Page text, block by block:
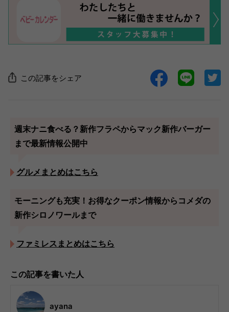
この記事をシェア
週末ナニ食べる？新作フラペからマック新作バーガー
まで最新情報公開中
グルメまとめはこちら
モーニングも充実！お得なクーポン情報からコメダの
新作シロノワールまで
ファミレスまとめはこちら
この記事を書いた人
ayana